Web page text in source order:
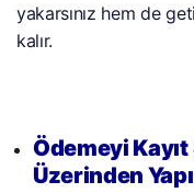
yakarsınız hem de
kalır.
Ödemeyi
Üzerinden